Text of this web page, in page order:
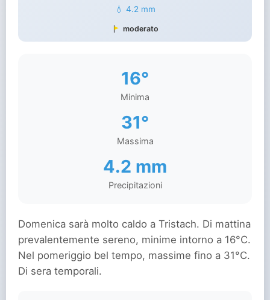
💧 4.2 mm
moderato
16°
Minima
31°
Massima
4.2 mm
Precipitazioni
Domenica sarà molto caldo a Tristach. Di mattina
prevalentemente sereno, minime intorno a 16°C.
Nel pomeriggio bel tempo, massime fino a 31°C.
Di sera temporali.